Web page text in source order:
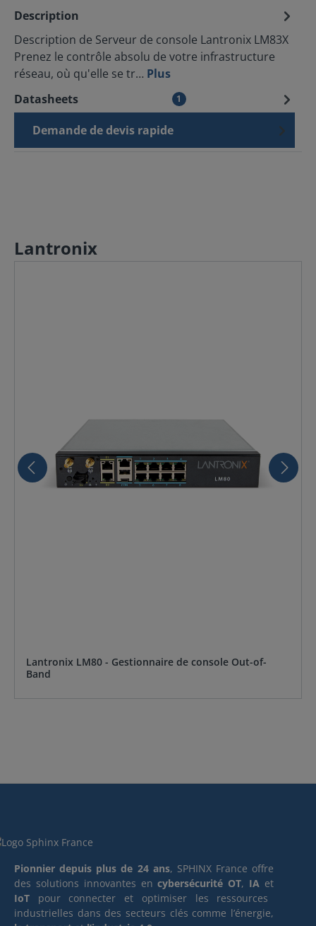
Description
Description de Serveur de console Lantronix LM83X
Prenez le contrôle absolu de votre infrastructure
réseau, où qu'elle se tr… Plus
Datasheets
1
Demande de devis rapide
Lantronix
Lantronix LM80 - Gestionnaire de console Out-of-
Band
Pionnier depuis plus de 24 ans, SPHINX France offre
des solutions innovantes encybersécurité OT, IA et
IoT pour connecter et optimiser les ressources
industrielles dans des secteurs clés comme l’énergie,